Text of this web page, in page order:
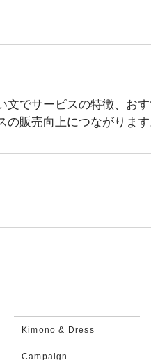
文でサービスの特徴、お
販売向上につながります
Kimono & Dress
Campaign